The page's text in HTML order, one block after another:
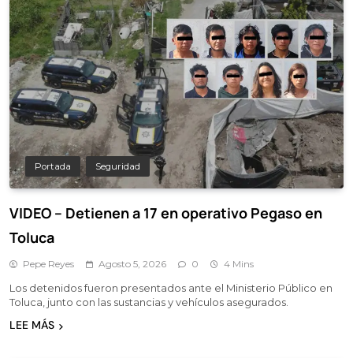
Portada Seguridad
VIDEO – Detienen a 17 en operativo Pegaso en
Toluca
Pepe Reyes Agosto 5, 2026 0 4 Mins
Los detenidos fueron presentados ante el Ministerio Público en
Toluca, junto con las sustancias y vehículos asegurados.
LEE MÁS